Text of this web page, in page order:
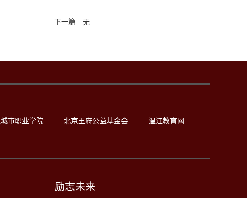
下一篇: 无
市职业学院 北京王府公益基金会 温江教育网
励志未来